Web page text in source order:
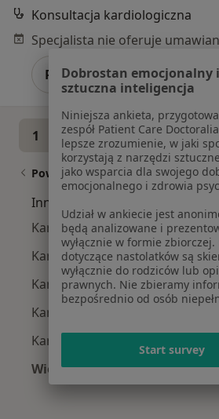
Konsultacja kardiologiczna
Poproś o wizytę
1 2 3 4 5 6
Powiązane wyszukiwania
Inne dzielnice w Gdańsku
Kardiolodzy Aniołki
Kardiolodzy Oliwa
Kardiolodzy Wrzeszcz
Kardiolodzy Żabianka
Kardiolodzy Strzyża
Więcej (7)
Więcej w kategorii: Inne
Dobrostan emocjonalny i
sztuczna inteligencja
Niniejsza ankieta,
zespół Patient Care
lepsze zrozumienie, w jaki
korzystają z narzędzi
jako wsparcia dla swojego
emocjonalnego i zdrowia
Udział w ankiecie jest
będą analizowane i
wyłącznie w formie zbiorczej.
dotyczące nastolatków są
wyłącznie do rodziców lub
prawnych. Nie zbieramy
bezpośrednio od osób
Start survey